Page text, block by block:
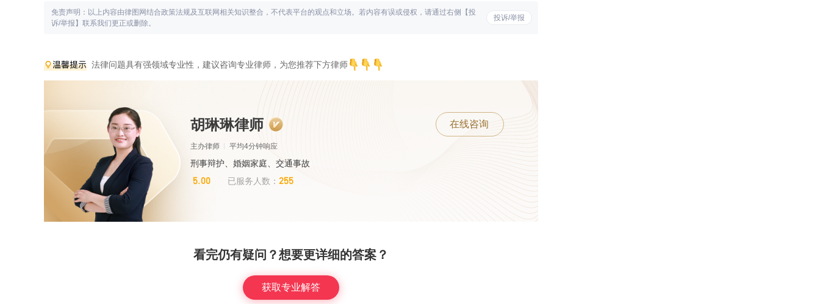
投诉/举报
免责声明：以上内容由律图网结合政策法规及互联网相关知识整合，不代表平台的观点和立场。若内容有误或侵权，请通过右侧【投
诉/举报】联系我们更正或删除。
法律问题具有强领域专业性，建议咨询专业律师，为您推荐下方律师
胡琳琳律师
主办律师 平均4分钟响应
刑事辩护、婚姻家庭、交通事故
5.00 已服务人数： 255
在线咨询
看完仍有疑问？想要更详细的答案？
获取专业解答